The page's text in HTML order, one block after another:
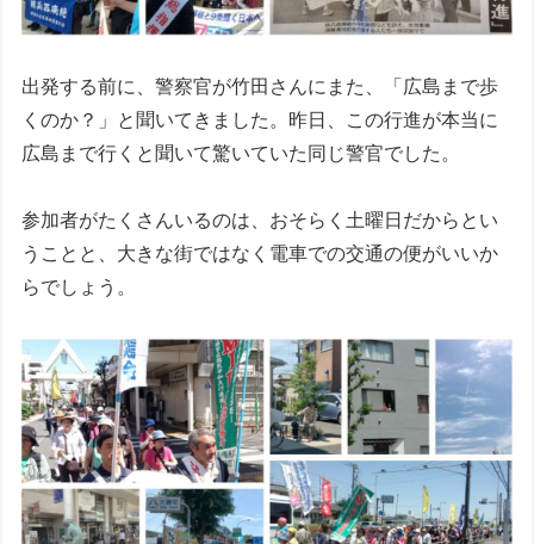
出発する前に、警察官が竹田さんにまた、「広島まで歩
くのか？」と聞いてきました。昨日、この行進が本当に
広島まで行くと聞いて驚いていた同じ警官でした。
参加者がたくさんいるのは、おそらく土曜日だからとい
うことと、大きな街ではなく電車での交通の便がいいか
らでしょう。